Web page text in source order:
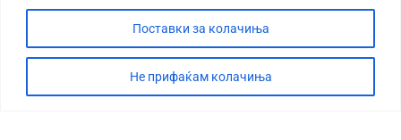
Поставки за колачиња
Не прифаќам колачиња
ДЕБАТА